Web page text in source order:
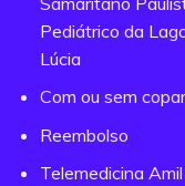
Pediátrico da
Lúcia
Com ou sem
Reembolso
Telemedicina Amil